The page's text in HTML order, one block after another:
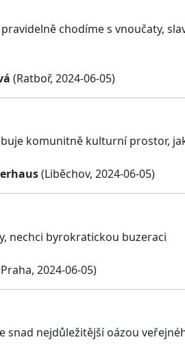
chodíme s vnoučaty,
(Ratboř, 2024-06-05)
komunitně kulturní prostor,
(Liběchov, 2024-06-05)
nechci byrokratickou buzeraci
2024-06-05)
snad nejdůležitější oázou